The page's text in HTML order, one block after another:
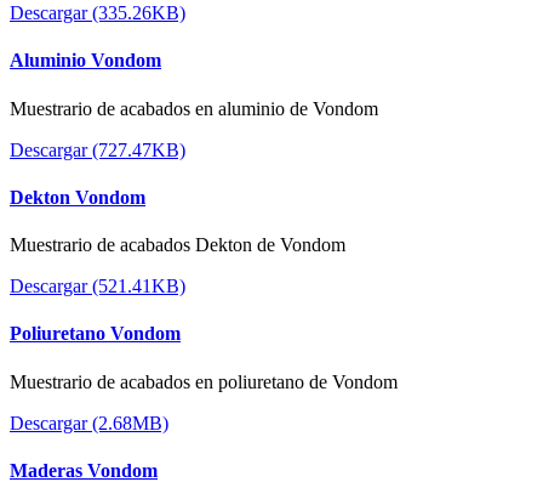
Descargar (335.26KB)
Aluminio Vondom
Muestrario de acabados en aluminio de Vondom
Descargar (727.47KB)
Dekton Vondom
Muestrario de acabados Dekton de Vondom
Descargar (521.41KB)
Poliuretano Vondom
Muestrario de acabados en poliuretano de Vondom
Descargar (2.68MB)
Maderas Vondom